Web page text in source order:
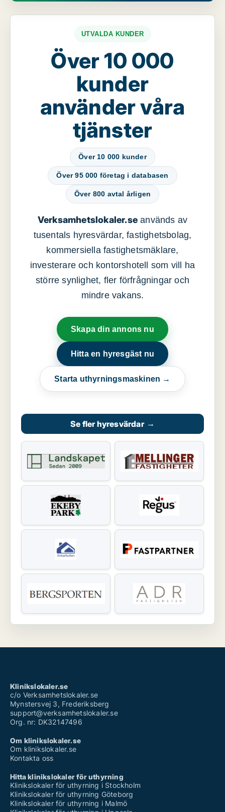
UTVALDA KUNDER
Över 10 000
kunder
använder våra
tjänster
Över 10 000 kunder
Över 95 000 företag i databasen
Över 800 avtal årligen
Verksamhetslokaler.se används av
tusentals hyresvärdar, fastighetsbolag,
kommersiella fastighetsmäklare,
investerare och kontorshotell som vill ha
större synlighet, fler förfrågningar och
mindre vakans.
Skapa din annons nu
Hitta en hyresgäst nu
Starta uthyrningsmaskinen →
Se fler hyresvärdar →
Klinikslokaler.se
c/o Verksamhetslokaler.se
Mynstersvej 3, Frederiksberg
support@verksamhetslokaler.se
Org. nr: DK32147496
Om klinikslokaler.se
Om klinikslokaler.se
Kontakta oss
Hitta klinikslokaler för uthyrning
Klinikslokaler för uthyrning i Stockholm
Klinikslokaler för uthyrning Göteborg
Klinikslokaler för uthyrning i Malmö